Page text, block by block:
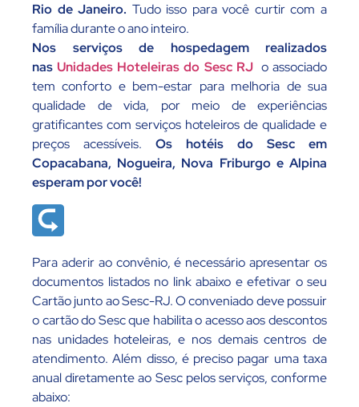
Rio de Janeiro. Tudo isso para você curtir com a
família durante o ano inteiro.
Nos serviços de hospedagem realizados
nas Unidades Hoteleiras do Sesc RJ o associado
tem conforto e bem-estar para melhoria de sua
qualidade de vida, por meio de experiências
gratificantes com serviços hoteleiros de qualidade e
preços acessíveis. Os hotéis do Sesc em
Copacabana, Nogueira, Nova Friburgo e Alpina
esperam por você!
Para aderir ao convênio, é necessário apresentar os
documentos listados no link abaixo e efetivar o seu
Cartão junto ao Sesc-RJ. O conveniado deve possuir
o cartão do Sesc que habilita o acesso aos descontos
nas unidades hoteleiras, e nos demais centros de
atendimento. Além disso, é preciso pagar uma taxa
anual diretamente ao Sesc pelos serviços, conforme
abaixo: